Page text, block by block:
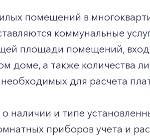
помещений в
коммунальные
площади помещений,
доме, а также количества
для расчета
о наличии и типе
приборов учета и